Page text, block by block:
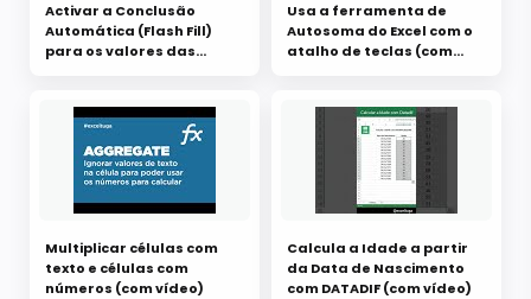
Activar a Conclusão
Automática (Flash Fill)
para os valores das
Usa a ferramenta de
Autosoma do Excel com o
atalho de teclas (com
Multiplicar células com
texto e células com
números (com vídeo)
Calcula a Idade a partir
da Data de Nascimento
com DATADIF (com vídeo)